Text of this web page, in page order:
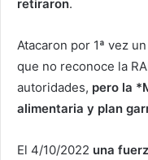
retiraron.
Atacaron por 1ª vez
que no reconoce la
autoridades, pero la
alimentaria y plan
El 4/10/2022 una